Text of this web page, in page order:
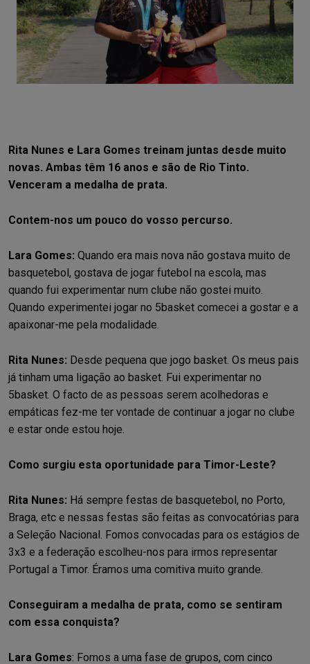
Rita Nunes e Lara Gomes treinam juntas desde muito
novas. Ambas têm 16 anos e são de Rio Tinto.
Venceram a medalha de prata.
Contem-nos um pouco do vosso percurso.
Lara Gomes: Quando era mais nova não gostava muito de
basquetebol, gostava de jogar futebol na escola, mas
quando fui experimentar num clube não gostei muito.
Quando experimentei jogar no 5basket comecei a gostar e a
apaixonar-me pela modalidade.
Rita Nunes: Desde pequena que jogo basket. Os meus pais
já tinham uma ligação ao basket. Fui experimentar no
5basket. O facto de as pessoas serem acolhedoras e
empáticas fez-me ter vontade de continuar a jogar no clube
e estar onde estou hoje.
Como surgiu esta oportunidade para Timor-Leste?
Rita Nunes: Há sempre festas de basquetebol, no Porto,
Braga, etc e nessas festas são feitas as convocatórias para
a Seleção Nacional. Fomos convocadas para os estágios de
3x3 e a federação escolheu-nos para irmos representar
Portugal a Timor. Éramos uma comitiva muito grande.
Conseguiram a medalha de prata, como se sentiram
com essa conquista?
Lara Gomes: Fomos a uma fase de grupos, com cinco